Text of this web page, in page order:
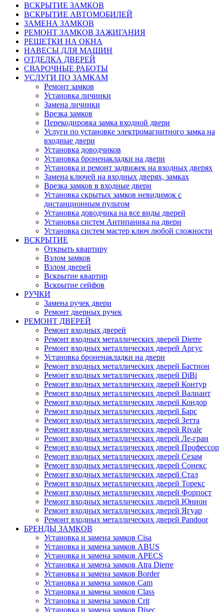
ВСКРЫТИЕ ЗАМКОВ
ВСКРЫТИЕ АВТОМОБИЛЕЙ
ЗАМЕНА ЗАМКОВ
РЕМОНТ ЗАМКОВ ЗАЖИГАНИЯ
РЕШЕТКИ НА ОКНА
НАВЕСЫ ДЛЯ МАШИН
ОТДЕЛКА ДВЕРЕЙ
СВАРОЧНЫЕ РАБОТЫ
УСЛУГИ ПО ЗАМКАМ
Ремонт замков
Установка личинки
Замена личинки
Врезка замков
Перекодировка замка входной двери
Услуги по установке электромагнитного замка на
входные двери
Установка доводчиков
Установка броненакладки на двери
Установка и ремонт задвижек на входных дверях
Замена ключей на входных дверях, замках
Врезка замков в входные двери
Установка скрытых замков невидимок с
дистанционным пультом
Установка доводчика на все виды дверей
Установка систем Антипаника на двери
Установка систем мастер ключ любой сложности
ВСКРЫТИЕ
Открыть квартиру
Взлом замков
Взлом дверей
Вскрытие квартир
Вскрытие сейфов
РУЧКИ
Замена ручек двери
Ремонт дверных ручек
РЕМОНТ ДВЕРЕЙ
Ремонт входных дверей
Ремонт входных металлических дверей Dierre
Ремонт входных металлических дверей Аргус
Установка броненакладки на двери
Ремонт входных металлических дверей Бастион
Ремонт входных металлических дверей DiBi
Ремонт входных металлических дверей Контур
Ремонт входных металлических дверей Валиант
Ремонт входных металлических дверей Кондор
Ремонт входных металлических дверей Барс
Ремонт входных металлических дверей Зетта
Ремонт входных металлических дверей Rivale
Ремонт входных металлических дверей Ле-гран
Ремонт входных металлических дверей Профессор
Ремонт входных металлических дверей Сезам
Ремонт входных металлических дверей Сонекс
Ремонт входных металлических дверей Стал
Ремонт входных металлических дверей Торекс
Ремонт входных металлических дверей Форпост
Ремонт входных металлических дверей Юнион
Ремонт входных металлических дверей Ягуар
Ремонт входных металлических дверей Pandoor
БРЕНДЫ ЗАМКОВ
Установка и замена замков Cisa
Установка и замена замков ABUS
Установка и замена замков APECS
Установка и замена замков Atra Dierre
Установка и замена замков Border
Установка и замена замков Cam
Установка и замена замков Class
Установка и замена замков Crit
Установка и замена замков Disec